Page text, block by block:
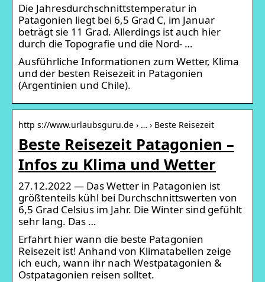
Die Jahresdurchschnittstemperatur in
Patagonien liegt bei 6,5 Grad C, im Januar
beträgt sie 11 Grad. Allerdings ist auch hier
durch die Topografie und die Nord- …
Ausführliche Informationen zum Wetter, Klima
und der besten Reisezeit in Patagonien
(Argentinien und Chile).
http s://www.urlaubsguru.de › … › Beste Reisezeit
Beste Reisezeit Patagonien –
Infos zu Klima und Wetter
27.12.2022 — Das Wetter in Patagonien ist
größtenteils kühl bei Durchschnittswerten von
6,5 Grad Celsius im Jahr. Die Winter sind gefühlt
sehr lang. Das …
Erfahrt hier wann die beste Patagonien
Reisezeit ist! Anhand von Klimatabellen zeige
ich euch, wann ihr nach Westpatagonien &
Ostpatagonien reisen solltet.